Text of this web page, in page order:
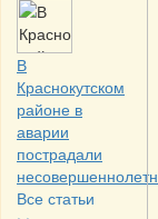
В
Краснокутском
районе в
аварии
пострадали
Все статьи